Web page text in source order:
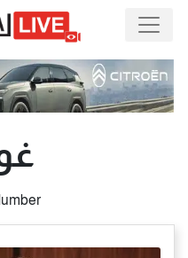
: